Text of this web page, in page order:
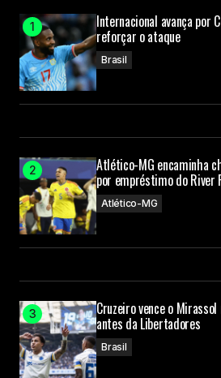
Internacional avança por
reforçar o ataque
Brasil
Atlético-MG encaminha
por empréstimo do River
Atlético-MG
Cruzeiro vence o
antes da Libertadores
Brasil